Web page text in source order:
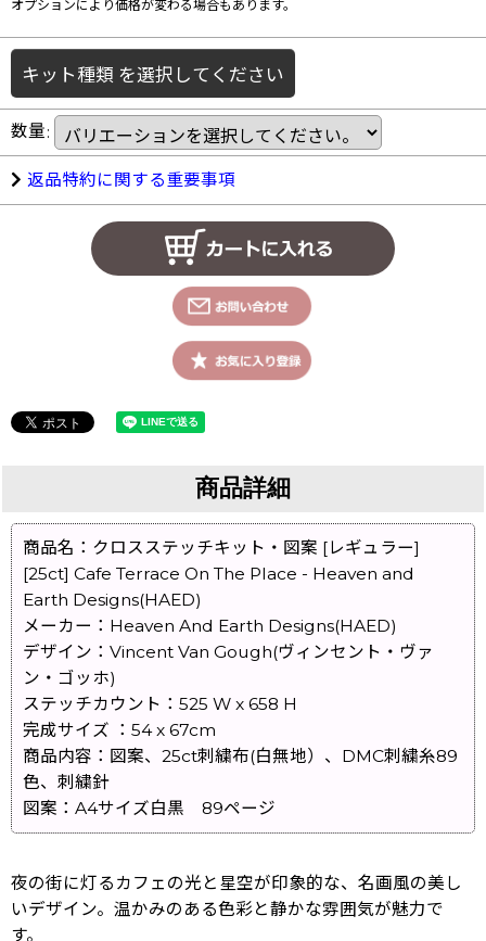
オプションにより価格が変わる場合もあります。
キット種類 を選択してください
数量:
返品特約に関する重要事項
商品詳細
商品名：クロスステッチキット・図案 [レギュラー]
[25ct] Cafe Terrace On The Place - Heaven and
Earth Designs(HAED)
メーカー：Heaven And Earth Designs(HAED)
デザイン：Vincent Van Gough(ヴィンセント・ヴァ
ン・ゴッホ)
ステッチカウント：525 W x 658 H
完成サイズ ：54 x 67cm
商品内容：図案、25ct刺繍布(白無地）、DMC刺繍糸89
色、刺繍針
図案：A4サイズ白黒 89ページ
夜の街に灯るカフェの光と星空が印象的な、名画風の美し
いデザイン。温かみのある色彩と静かな雰囲気が魅力で
す。